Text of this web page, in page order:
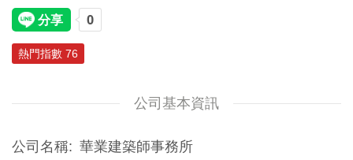
熱門指數 76
公司基本資訊
公司名稱
華業建築師事務所